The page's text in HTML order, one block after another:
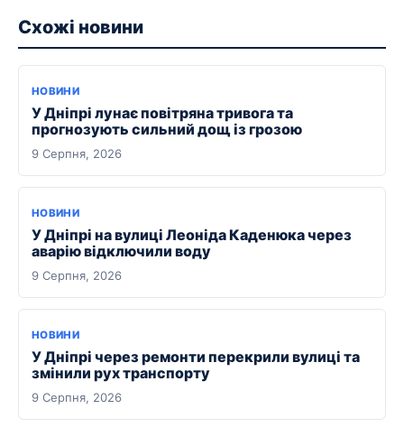
Схожі новини
НОВИНИ
У Дніпрі лунає повітряна тривога та
прогнозують сильний дощ із грозою
9 Серпня, 2026
НОВИНИ
У Дніпрі на вулиці Леоніда Каденюка через
аварію відключили воду
9 Серпня, 2026
НОВИНИ
У Дніпрі через ремонти перекрили вулиці та
змінили рух транспорту
9 Серпня, 2026